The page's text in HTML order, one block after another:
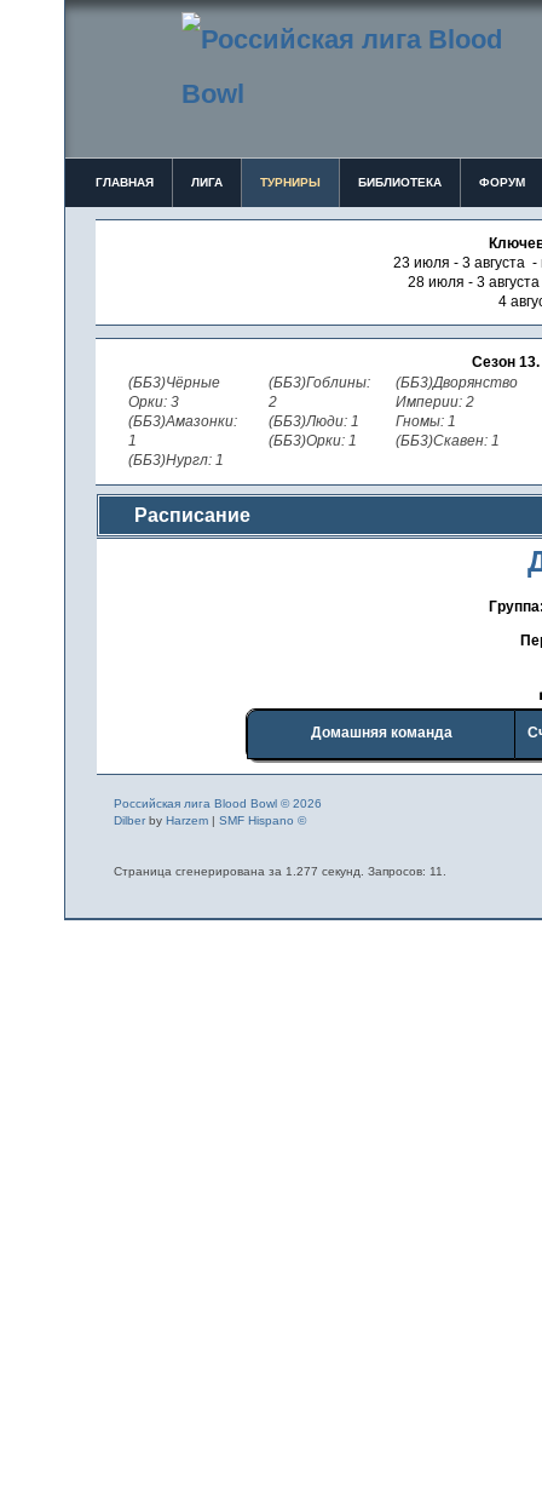
ГЛАВНАЯ ЛИГА ТУРНИРЫ БИБЛИОТЕКА ФОРУМ
23 июля - 3 августа -
28 июля - 3
4
Сезон 13.
(ББ3)Чёрные
Орки: 3
(ББ3)Амазонки:
1
(ББ3)Нургл: 1
(ББ3)Гоблины:
2
(ББ3)Люди: 1
(ББ3)Орки: 1
(ББ3)Дворянство
Империи: 2
Гномы: 1
(ББ3)Скавен: 1
Расписание
Домашняя команда
Российская лига Blood Bowl © 2026
Dilberby Harzem| SMF Hispano ©
Страница сгенерирована за 1.277 секунд. Запросов: 11.